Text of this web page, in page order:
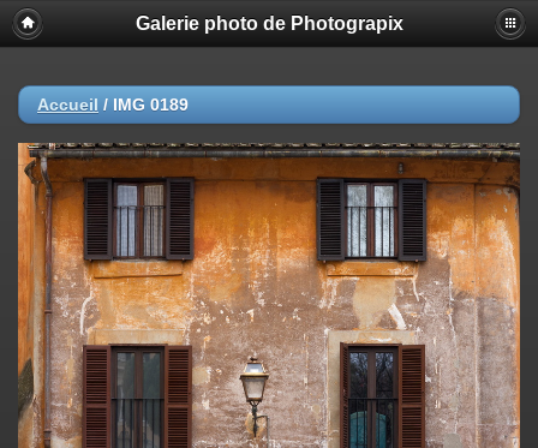
Galerie photo de Photograpix
Accueil / IMG 0189